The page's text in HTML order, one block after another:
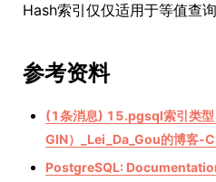
Hash索引仅仅适用于等值查
参考资料
(1条消息) 15.pgsql索引类型
GIN）_Lei_Da_Gou的博客-
PostgreSQL: